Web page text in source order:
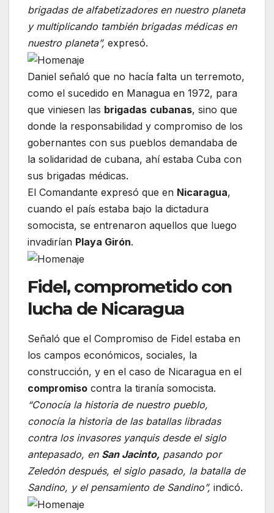
brigadas de alfabetizadores en nuestro planeta
y multiplicando también brigadas médicas en
nuestro planeta”, expresó.
Daniel señaló que no hacía falta un terremoto,
como el sucedido en Managua en 1972, para
que viniesen las brigadas cubanas, sino que
donde la responsabilidad y compromiso de los
gobernantes con sus pueblos demandaba de
la solidaridad de cubana, ahí estaba Cuba con
sus brigadas médicas.
El Comandante expresó que en Nicaragua,
cuando el país estaba bajo la dictadura
somocista, se entrenaron aquellos que luego
invadirían Playa Girón.
Fidel, comprometido con
lucha de Nicaragua
Señaló que el Compromiso de Fidel estaba en
los campos económicos, sociales, la
construcción, y en el caso de Nicaragua en el
compromiso contra la tiranía somocista.
“Conocía la historia de nuestro pueblo,
conocía la historia de las batallas libradas
contra los invasores yanquis desde el siglo
antepasado, en San Jacinto, pasando por
Zeledón después, el siglo pasado, la batalla de
Sandino, y el pensamiento de Sandino”, indicó.